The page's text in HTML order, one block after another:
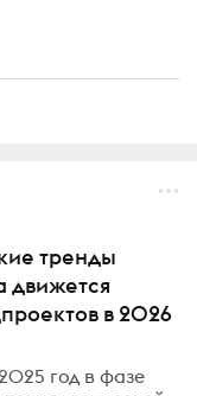
тренды
движется
в 2026
год в фазе